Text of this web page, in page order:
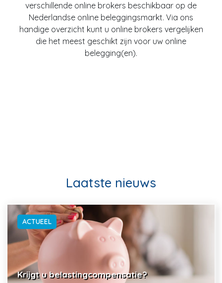
verschillende online brokers beschikbaar op de
Nederlandse online beleggingsmarkt. Via ons
handige overzicht kunt u online brokers vergelijken
die het meest geschikt zijn voor uw online
belegging(en).
Laatste nieuws
ACTUEEL
Krijgt u belastingcompensatie?